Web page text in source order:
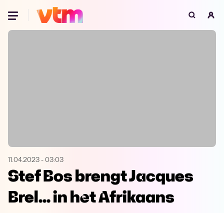
Oeps, browser niet ondersteund
Microsoft Edge Download
Opera Download
11.04.2023 - 03:03
Stef Bos brengt Jacques
Brel... in het Afrikaans